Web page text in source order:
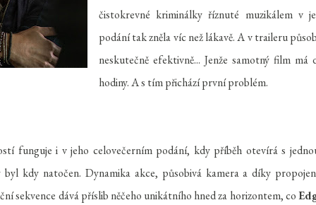
čistokrevné kriminálky říznuté muzikálem v
podání tak zněla víc než lákavě. A v traileru
neskutečně efektivně... Jenže samotný film má
hodiny. A s tím přichází první problém.
funguje i v jeho celovečerním podání, kdy příběh otevírá s
kdy natočen. Dynamika akce, působivá kamera a díky
sekvence dává příslib něčeho unikátního hned za horizontem, co